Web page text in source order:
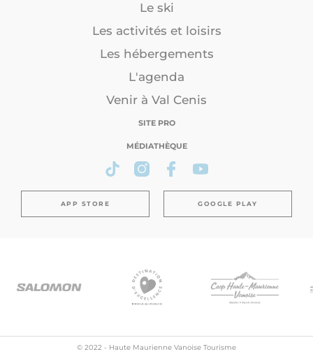
Le ski
Les activités et loisirs
Les hébergements
L'agenda
Venir à Val Cenis
SITE PRO
MÉDIATHÈQUE
APP STORE GOOGLE PLAY
© 2022 - Haute Maurienne Vanoise Tourisme